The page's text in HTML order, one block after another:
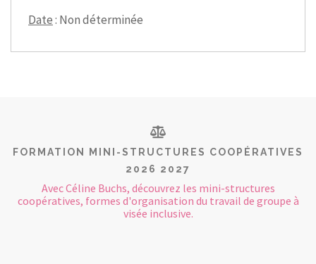
Date: Non déterminée
FORMATION MINI-STRUCTURES COOPÉRATIVES
2026 2027
Avec Céline Buchs, découvrez les mini-structures
coopératives, formes d'organisation du travail de groupe à
visée inclusive.